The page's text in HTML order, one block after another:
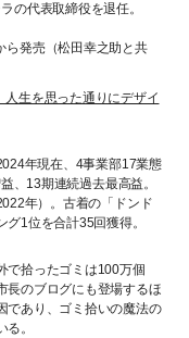
の代表取締役を退任。
ら発売（松田幸之助と共
生を思った通りにデザイ
年現在、4事業部17業態
、13期連続過去最高益。
年）。古着の「ドンド
1位を合計35回獲得。
で拾ったゴミは100万個
長のブログにも登場するほ
であり、ゴミ拾いの魔法の
。